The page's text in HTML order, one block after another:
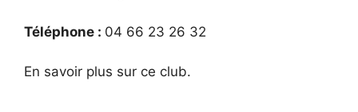
Téléphone : 04 66 23 26 32
En savoir plus sur ce club.